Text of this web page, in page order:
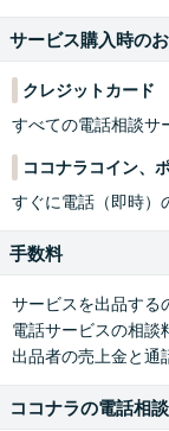
サービス購入時の
クレジットカード
すべての電話相談サ
ココナラコイン、
すぐに電話（即時）
手数料
サービスを出品する
電話サービスの相談
出品者の売上金と通
ココナラの電話相